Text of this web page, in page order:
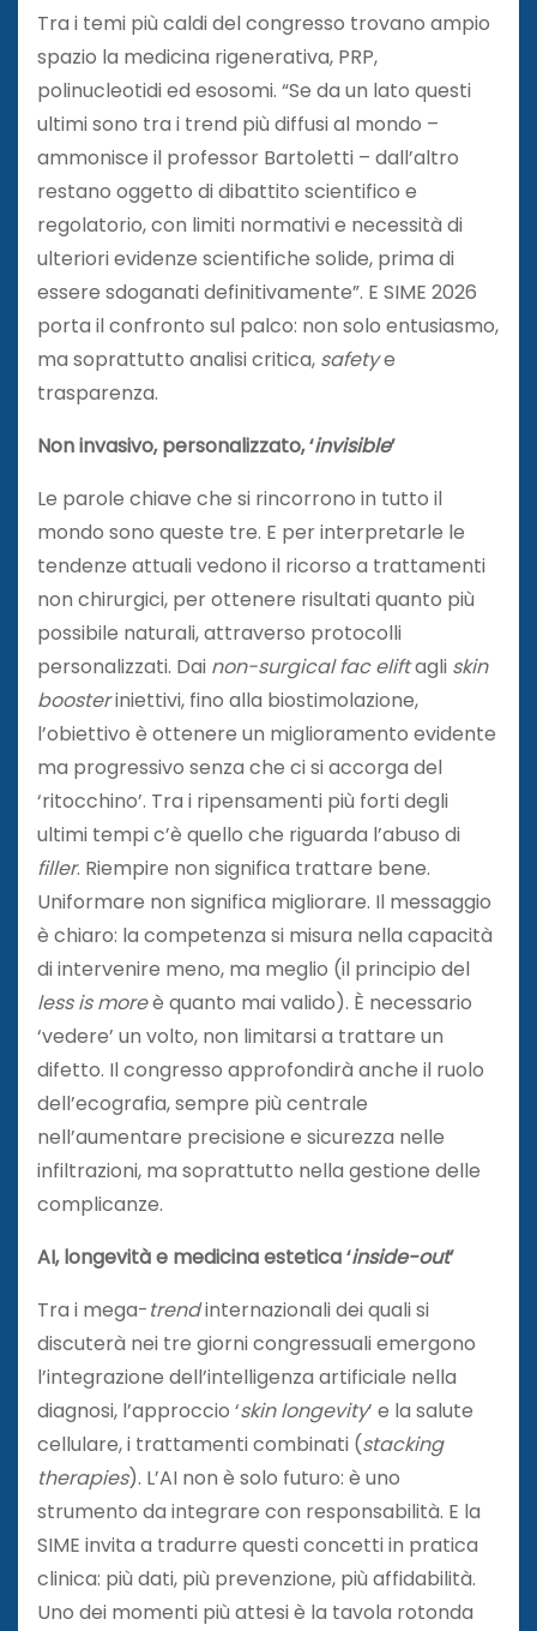
Tra i temi più caldi del congresso trovano ampio
spazio la medicina rigenerativa, PRP,
polinucleotidi ed esosomi. “Se da un lato questi
ultimi sono tra i trend più diffusi al mondo –
ammonisce il professor Bartoletti – dall’altro
restano oggetto di dibattito scientifico e
regolatorio, con limiti normativi e necessità di
ulteriori evidenze scientifiche solide, prima di
essere sdoganati definitivamente”. E SIME 2026
porta il confronto sul palco: non solo entusiasmo,
ma soprattutto analisi critica, safetye
trasparenza.
Non invasivo, personalizzato, ‘invisible’
Le parole chiave che si rincorrono in tutto il
mondo sono queste tre. E per interpretarle le
tendenze attuali vedono il ricorso a trattamenti
non chirurgici, per ottenere risultati quanto più
possibile naturali, attraverso protocolli
personalizzati. Dai non-surgical fac eliftagli skin
boosteriniettivi, fino alla biostimolazione,
l’obiettivo è ottenere un miglioramento evidente
ma progressivo senza che ci si accorga del
‘ritocchino’. Tra i ripensamenti più forti degli
ultimi tempi c’è quello che riguarda l’abuso di
filler. Riempire non significa trattare bene.
Uniformare non significa migliorare. Il messaggio
è chiaro: la competenza si misura nella capacità
di intervenire meno, ma meglio (il principio del
less is moreè quanto mai valido). È necessario
‘vedere’ un volto, non limitarsi a trattare un
difetto. Il congresso approfondirà anche il ruolo
dell’ecografia, sempre più centrale
nell’aumentare precisione e sicurezza nelle
infiltrazioni, ma soprattutto nella gestione delle
complicanze.
AI, longevità e medicina estetica ‘inside-out’
Tra i mega-trendinternazionali dei quali si
discuterà nei tre giorni congressuali emergono
l’integrazione dell’intelligenza artificiale nella
diagnosi, l’approccio ‘skin longevity’ e la salute
cellulare, i trattamenti combinati (stacking
therapies). L’AI non è solo futuro: è uno
strumento da integrare con responsabilità. E la
SIME invita a tradurre questi concetti in pratica
clinica: più dati, più prevenzione, più affidabilità.
Uno dei momenti più attesi è la tavola rotonda